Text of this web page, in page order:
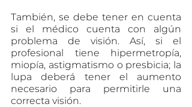
También, se debe tener en cuenta
si el médico cuenta con algún
problema de visión. Así, si el
profesional tiene hipermetropía,
miopía, astigmatismo o presbicia; la
lupa deberá tener el aumento
necesario para permitirle una
correcta visión.